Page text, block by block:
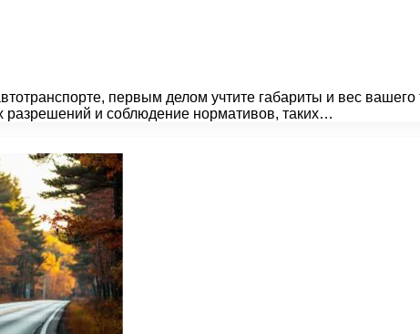
первым делом учтите габариты и вес
разрешений и соблюдение нормативов, таких…